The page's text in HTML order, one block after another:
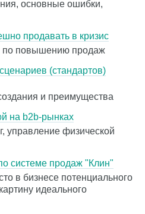
основные ошибки,
продавать в кризис
повышению продаж
(стандартов)
и преимущества
на b2b-рынках
управление физической
системе продаж "Клин"
в бизнесе потенциального
идеального